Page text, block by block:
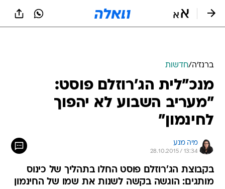
ברנז'ה/חדשות
מנכ"לית הג'רוזלם פוסט:
"מעריב השבוע לא יהפוך
לחינמון"
מיה מנע
28.10.2015 / 13:34
בקבוצת הג'רוזלם פוסט החלו בתהליך של כינוס
מותגים: הוגשה בקשה לשנות את שמו של החינמון